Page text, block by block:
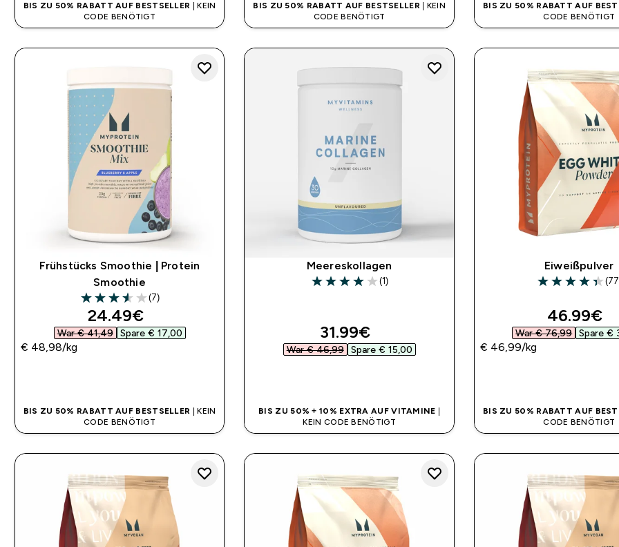
BIS ZU 50% RABATT AUF BESTSELLER | KEIN
CODE BENÖTIGT
BIS ZU 50% RABATT AUF BESTSELLER | KEIN
CODE BENÖTIGT
BIS ZU 50% RABATT AUF
CODE BENÖTIGT
Frühstücks Smoothie | Protein
Smoothie
3.57 out of 5 stars
(7)
discounted price
24.49€‎
War € 41,49‎ Spare € 17,00‎
€ 48,98‎/kg
BIS ZU 50% RABATT AUF BESTSELLER | KEIN
CODE BENÖTIGT
Meereskollagen
4 out of 5 stars
(1)
discounted price
31.99€‎
War € 46,99‎ Spare € 15,00‎
BIS ZU 50% + 10% EXTRA AUF VITAMINE |
KEIN CODE BENÖTIGT
Eiweißpulver
4.39 out of 5
46.99€‎
War € 76,99‎ Spare €
€ 46,99‎/kg
BIS ZU 50% RABATT AUF
CODE BENÖTIGT